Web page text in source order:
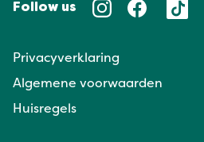
Follow us
Privacyverklaring
Algemene voorwaarden
Huisregels